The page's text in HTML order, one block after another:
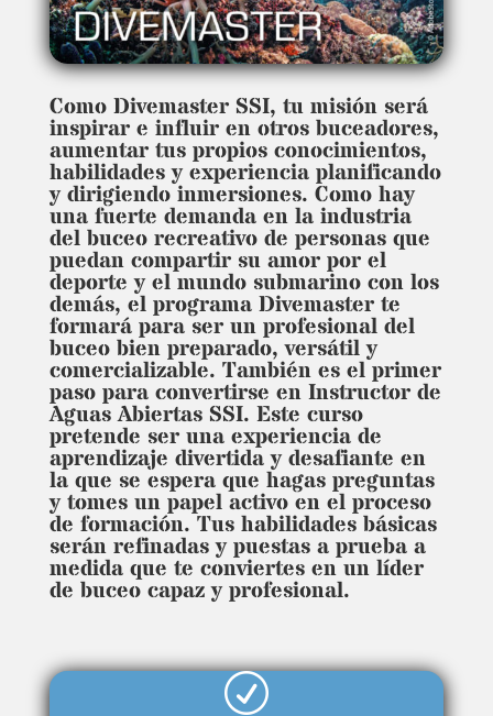
Como Divemaster SSI, tu misión será
inspirar e influir en otros buceadores,
aumentar tus propios conocimientos,
habilidades y experiencia planificando
y dirigiendo inmersiones. Como hay
una fuerte demanda en la industria
del buceo recreativo de personas que
puedan compartir su amor por el
deporte y el mundo submarino con los
demás, el programa Divemaster te
formará para ser un profesional del
buceo bien preparado, versátil y
comercializable. También es el primer
paso para convertirse en Instructor de
Aguas Abiertas SSI. Este curso
pretende ser una experiencia de
aprendizaje divertida y desafiante en
la que se espera que hagas preguntas
y tomes un papel activo en el proceso
de formación. Tus habilidades básicas
serán refinadas y puestas a prueba a
medida que te conviertes en un líder
de buceo capaz y profesional.
R